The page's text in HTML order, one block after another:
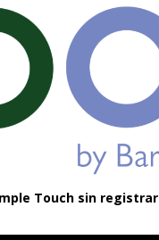
Touch sin registrar